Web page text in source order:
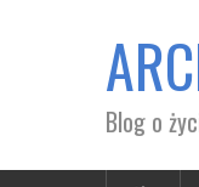
Blog o